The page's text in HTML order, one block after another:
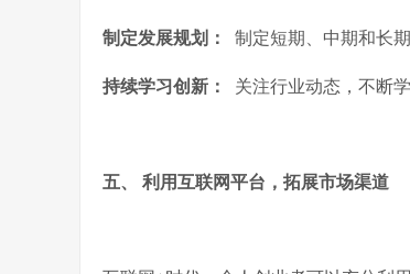
制定发展规划： 制定短期、中期和长
持续学习创新： 关注行业动态，不断
五、 利用互联网平台，拓展市场渠道